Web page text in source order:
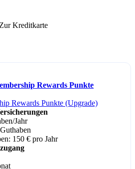
Zur Kreditkarte
Rewards Punkte
Rewards Punkte (Upgrade)
Jahr
150 € pro Jahr